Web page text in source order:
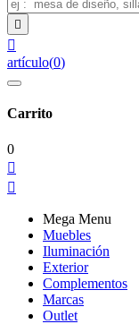


artículo(0)
Carrito
0


Mega Menu
Muebles
Iluminación
Exterior
Complementos
Marcas
Outlet